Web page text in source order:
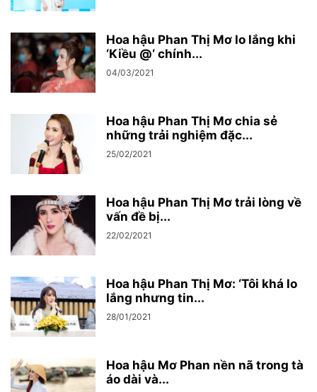
Hoa hậu Phan Thị Mơ lo lắng khi
‘Kiều @‘ chính...
04/03/2021
Hoa hậu Phan Thị Mơ chia sẻ
những trải nghiệm đặc...
25/02/2021
Hoa hậu Phan Thị Mơ trải lòng về
vấn đề bị...
22/02/2021
Hoa hậu Phan Thị Mơ: ‘Tôi khá lo
lắng nhưng tin...
28/01/2021
Hoa hậu Mơ Phan nền nã trong tà
áo dài và...